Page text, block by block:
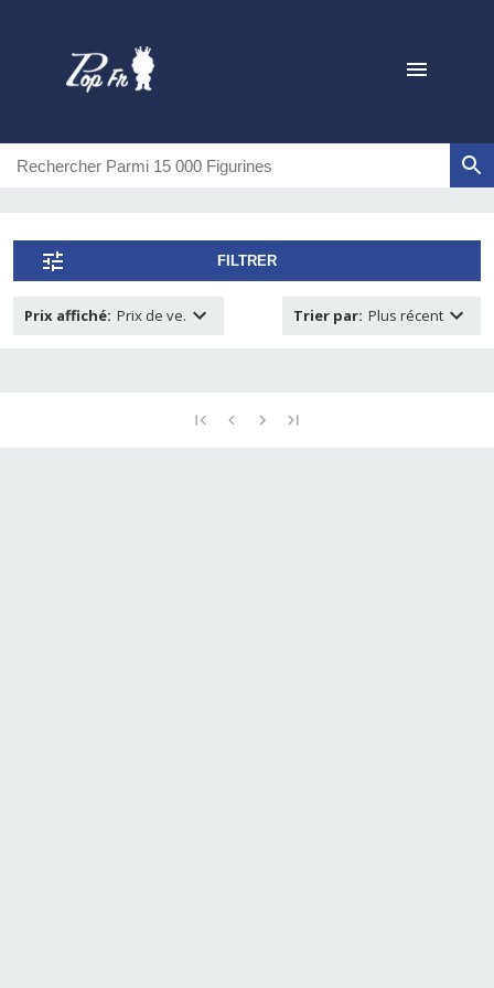
FILTRER
Prix affiché: Prix de ve. Trier par: Plus récent